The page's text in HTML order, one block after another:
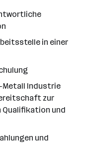
in einer
Metall Industrie
zur
Qualifikation und
und